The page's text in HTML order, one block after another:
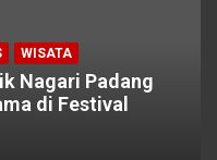
WISATA
Nagari Padang
di Festival